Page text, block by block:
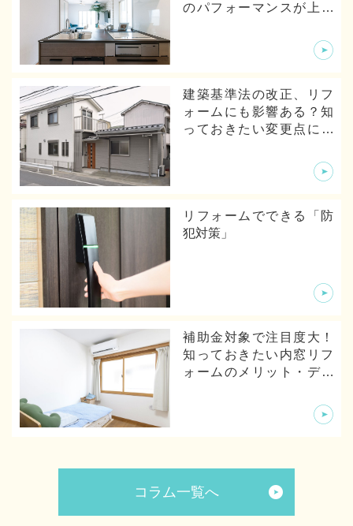
のパフォーマンスが上が
建築基準法の改正、リフ
ォームにも影響ある？知
っておきたい変更点につ
リフォームでできる「防
犯対策」
補助金対象で注目度大！
知っておきたい内窓リフ
ォームのメリット・デメ
コラム一覧へ